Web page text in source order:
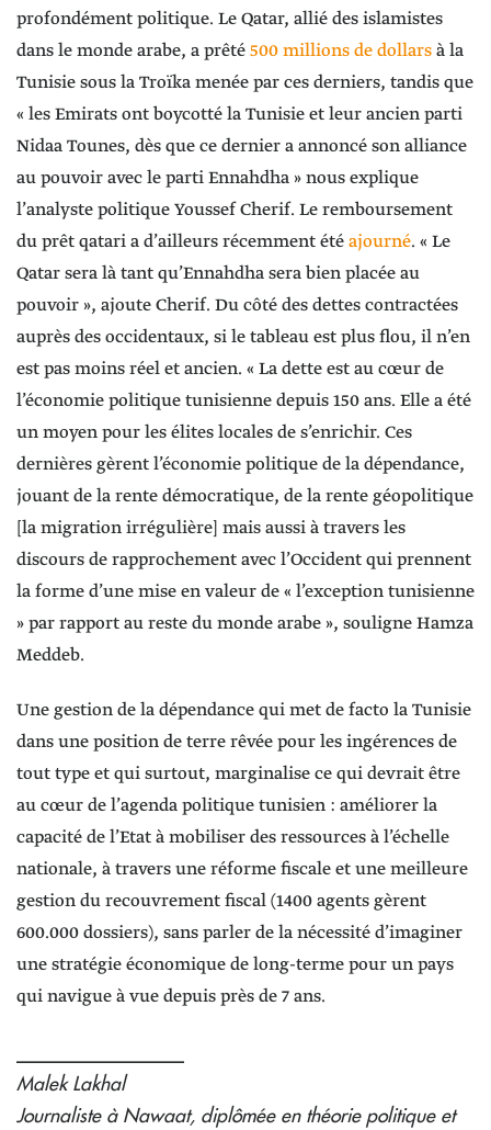
profondément politique. Le Qatar, allié des islamistes
dans le monde arabe, a prêté500 millions de dollarsà la
Tunisie sous la Troïka menée par ces derniers, tandis que
« les Emirats ont boycotté la Tunisie et leur ancien parti
Nidaa Tounes, dès que ce dernier a annoncé son alliance
au pouvoir avec le parti Ennahdha » nous explique
l’analyste politique Youssef Cherif. Le remboursement
du prêt qatari a d’ailleurs récemment étéajourné. « Le
Qatar sera là tant qu’Ennahdha sera bien placée au
pouvoir », ajoute Cherif. Du côté des dettes contractées
auprès des occidentaux, si le tableau est plus flou, il n’en
est pas moins réel et ancien. « La dette est au cœur de
l’économie politique tunisienne depuis 150 ans. Elle a été
un moyen pour les élites locales de s’enrichir. Ces
dernières gèrent l’économie politique de la dépendance,
jouant de la rente démocratique, de la rente géopolitique
[la migration irrégulière] mais aussi à travers les
discours de rapprochement avec l’Occident qui prennent
la forme d’une mise en valeur de « l’exception tunisienne
» par rapport au reste du monde arabe », souligne Hamza
Meddeb.
Une gestion de la dépendance qui met de facto la Tunisie
dans une position de terre rêvée pour les ingérences de
tout type et qui surtout, marginalise ce qui devrait être
au cœur de l’agenda politique tunisien : améliorer la
capacité de l’Etat à mobiliser des ressources à l’échelle
nationale, à travers une réforme fiscale et une meilleure
gestion du recouvrement fiscal (1400 agents gèrent
600.000 dossiers), sans parler de la nécessité d’imaginer
une stratégie économique de long-terme pour un pays
qui navigue à vue depuis près de 7 ans.
Malek Lakhal
Journaliste à Nawaat, diplômée en théorie politique et